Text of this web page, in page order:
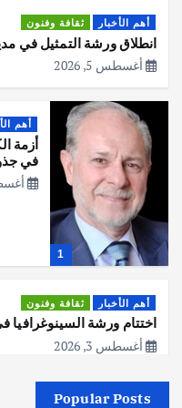
أهم الأخبار ثقافة وفنون
انطلاق ورشة التمثيل في
أغسطس 5, 2026
1
أهم
أزمة
في
أغسطس
أهم الأخبار ثقافة وفنون
اختتام ورشة السينوغرافيا
أغسطس 3, 2026
Popular Posts